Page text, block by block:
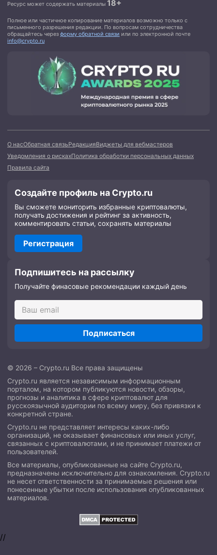
Ресурс может содержать материалы 18+
Полное или частичное копирование материалов возможно только с
письменного разрешения редакции. По вопросам сотрудничества
обращайтесь через форму обратной связи или по электронной почте
info@crypto.ru
О насОбратная связьРедакцияВиджеты для вебмастеров
Уведомления о рискахПолитика обработки персональных данных
Правила сайта
Создайте профиль на Crypto.ru
Вы сможете мониторить избранные криптовалюты,
получать достижения и рейтинг за активность,
комментировать статьи, сохранять материалы
Регистрация
Подпишитесь на рассылку
Получайте финасовые рекомендации каждый день
Подписаться
© 2026 – Crypto.ru Все права защищены
Crypto.ru является независимым информационным
порталом, на котором публикуются новости, обзоры,
прогнозы и аналитика в сфере криптовалют для
русскоязычной аудитории по всему миру, без привязки к
конкретной стране.
Crypto.ru не представляет интересы каких-либо
организаций, не оказывает финансовых или иных услуг,
связанных с криптовалютами, и не принимает платежи от
пользователей.
Все материалы, опубликованные на сайте Crypto.ru,
предназначены исключительно для ознакомления. Crypto.ru
не несет ответственности за принимаемые решения или
понесенные убытки после использования опубликованных
материалов.
//